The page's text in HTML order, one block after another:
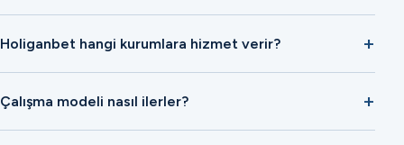
Holiganbet hangi kurumlara hizmet verir?
Çalışma modeli nasıl ilerler?